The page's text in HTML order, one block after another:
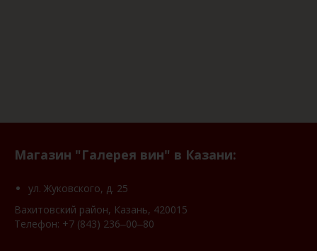
Магазин "Галерея вин" в Казани:
ул. Жуковского, д. 25
Вахитовский район, Казань, 420015
Телефон: +7 (843) 236‒00‒80